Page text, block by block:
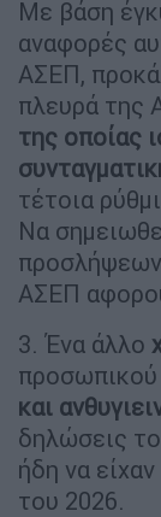
Με βάση
αναφορές
ΑΣΕΠ,
πλευρά της
της οποίας
τέτοια
Να
ΑΣΕΠ
3. Ένα άλλο
προσωπικού
και
δηλώσεις
ήδη να
του 2026.